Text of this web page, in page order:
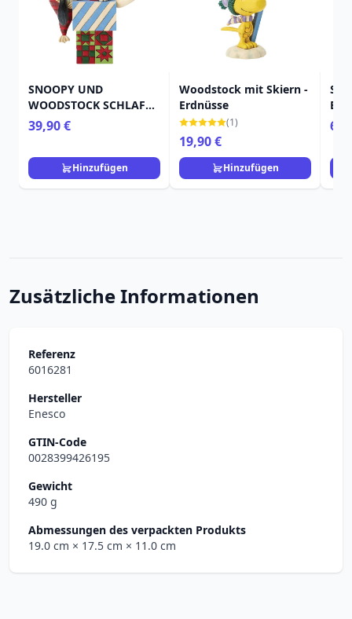
SNOOPY UND
WOODSTOCK SCHLAFEN
AUF - PEANUTS
39,90 €
Hinzufügen
Woodstock mit Skiern -
Erdnüsse
(1)
19,90 €
Hinzufügen
Zusätzliche Informationen
Referenz
6016281
Hersteller
Enesco
GTIN-Code
0028399426195
Gewicht
490 g
Abmessungen des verpackten Produkts
19.0 cm × 17.5 cm × 11.0 cm